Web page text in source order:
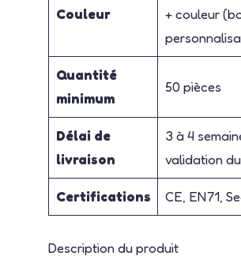
Couleur
+ couleur
Quantité
minimum
50 pièces
Délai de
livraison
3 à 4
validation
Certifications CE, EN71,
Description du produit